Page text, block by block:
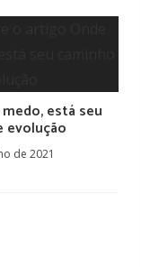
está seu
evolução
de 2021